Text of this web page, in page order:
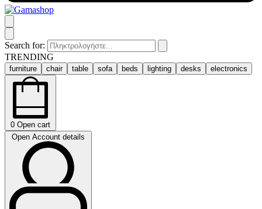
Search for:
TRENDING
furniture chair table sofa beds lighting desks electronics
0 Open cart
Open Account details